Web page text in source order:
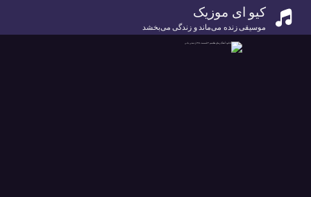
کیو ای موزیک
موسیقی زنده می‌ماند و زندگی می‌بخشد